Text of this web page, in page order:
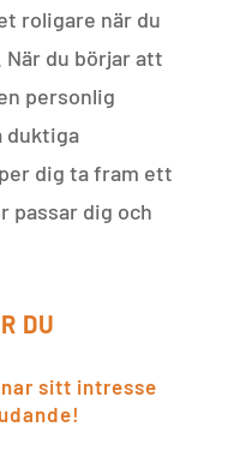
roligare när du
När du börjar att
personlig
duktiga
dig ta fram ett
passar dig och
DU
sitt intresse